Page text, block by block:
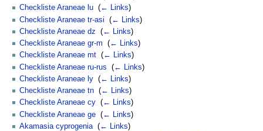
Checkliste Araneae lu (← Links)
Checkliste Araneae tr-asi
(← Links)
Checkliste Araneae dz
(← Links)
Checkliste Araneae gr-m
(← Links)
Checkliste Araneae mt (← Links)
Checkliste Araneae ru-rus
(← Links)
Checkliste Araneae ly (← Links)
Checkliste Araneae tn (← Links)
Checkliste Araneae cy (← Links)
Checkliste Araneae ge (← Links)
Akamasia cyprogenia‎ (← Links)